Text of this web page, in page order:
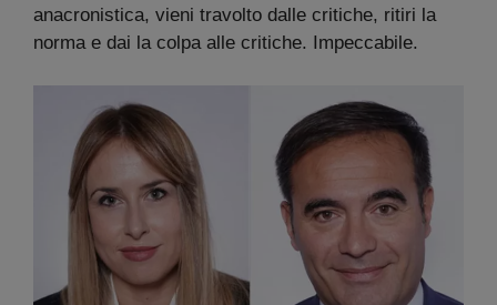
anacronistica, vieni travolto dalle critiche, ritiri la
norma e dai la colpa alle critiche. Impeccabile.